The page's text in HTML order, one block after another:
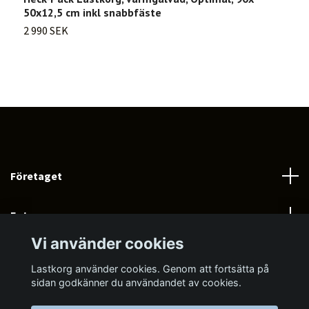
50x12,5 cm inkl snabbfäste
2 990 SEK
Företaget
Fotmeny
Sociala medier
Vi använder cookies
Lastkorg använder cookies. Genom att fortsätta på
sidan godkänner du användandet av cookies.